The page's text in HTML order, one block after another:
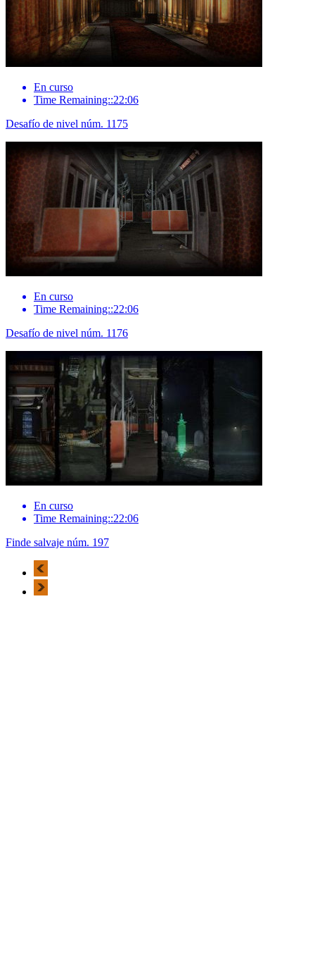
En curso
Time Remaining::22:06
Desafío de nivel núm. 1175
En curso
Time Remaining::22:06
Desafío de nivel núm. 1176
En curso
Time Remaining::22:06
Finde salvaje núm. 197